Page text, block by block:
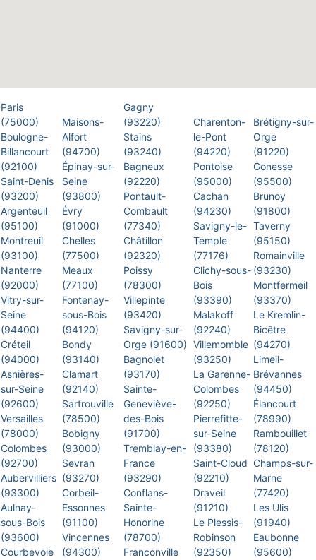
Paris
(75000)
Boulogne-
Billancourt
(92100)
Saint-Denis
(93200)
Argenteuil
(95100)
Montreuil
(93100)
Nanterre
(92000)
Vitry-sur-
Seine
(94400)
Créteil
(94000)
Asnières-
sur-Seine
(92600)
Versailles
(78000)
Colombes
(92700)
Aubervilliers
(93300)
Aulnay-
sous-Bois
(93600)
Courbevoie
Maisons-
Alfort
(94700)
Épinay-sur-
Seine
(93800)
Évry
(91000)
Chelles
(77500)
Meaux
(77100)
Fontenay-
sous-Bois
(94120)
Bondy
(93140)
Clamart
(92140)
Sartrouville
(78500)
Bobigny
(93000)
Sevran
(93270)
Corbeil-
Essonnes
(91100)
Vincennes
(94300)
Gagny
(93220)
Stains
(93240)
Bagneux
(92220)
Pontault-
Combault
(77340)
Châtillon
(92320)
Poissy
(78300)
Villepinte
(93420)
Savigny-sur-
Orge (91600)
Bagnolet
(93170)
Sainte-
Geneviève-
des-Bois
(91700)
Tremblay-en-
France
(93290)
Conflans-
Sainte-
Honorine
(78700)
Franconville
Charenton-
le-Pont
(94220)
Pontoise
(95000)
Cachan
(94230)
Savigny-le-
Temple
(77176)
Clichy-sous-
Bois
(93390)
Malakoff
(92240)
Villemomble
(93250)
La Garenne-
Colombes
(92250)
Pierrefitte-
sur-Seine
(93380)
Saint-Cloud
(92210)
Draveil
(91210)
Le Plessis-
Robinson
(92350)
Brétigny-sur-
Orge
(91220)
Gonesse
(95500)
Brunoy
(91800)
Taverny
(95150)
Romainville
(93230)
Montfermeil
(93370)
Le Kremlin-
Bicêtre
(94270)
Limeil-
Brévannes
(94450)
Élancourt
(78990)
Rambouillet
(78120)
Champs-sur-
Marne
(77420)
Les Ulis
(91940)
Eaubonne
(95600)